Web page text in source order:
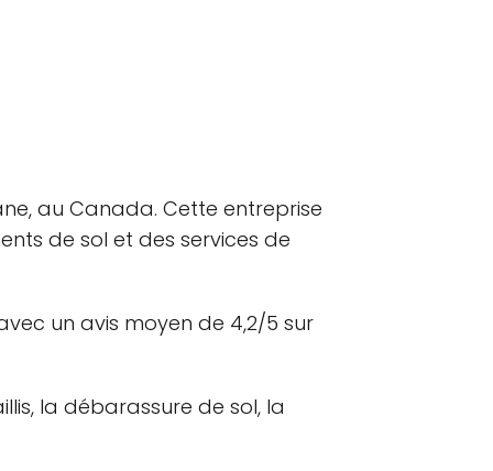
au Canada. Cette entreprise
de sol et des services de
un avis moyen de 4,2/5 sur
la débarassure de sol, la